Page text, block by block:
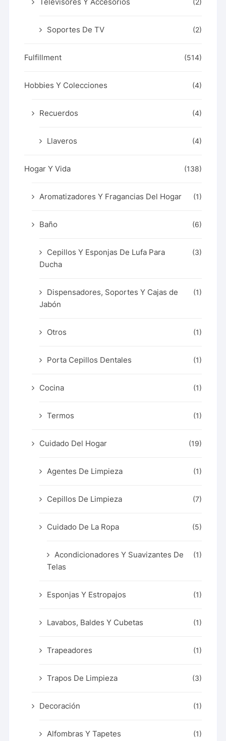
(2)
Soportes De TV (2)
Fulfillment (514)
Hobbies Y Colecciones (4)
Recuerdos (4)
Llaveros (4)
Hogar Y Vida (138)
Aromatizadores Y Fragancias Del Hogar (1)
Baño (6)
Cepillos Y Esponjas De Lufa Para
Ducha
(3)
Dispensadores, Soportes Y Cajas de
Jabón
(1)
Otros (1)
Porta Cepillos Dentales (1)
Cocina (1)
Termos (1)
Cuidado Del Hogar (19)
Agentes De Limpieza (1)
Cepillos De Limpieza (7)
Cuidado De La Ropa (5)
Acondicionadores Y Suavizantes De
Telas
(1)
Esponjas Y Estropajos (1)
Lavabos, Baldes Y Cubetas (1)
Trapeadores (1)
Trapos De Limpieza (3)
Decoración (1)
Alfombras Y Tapetes (1)